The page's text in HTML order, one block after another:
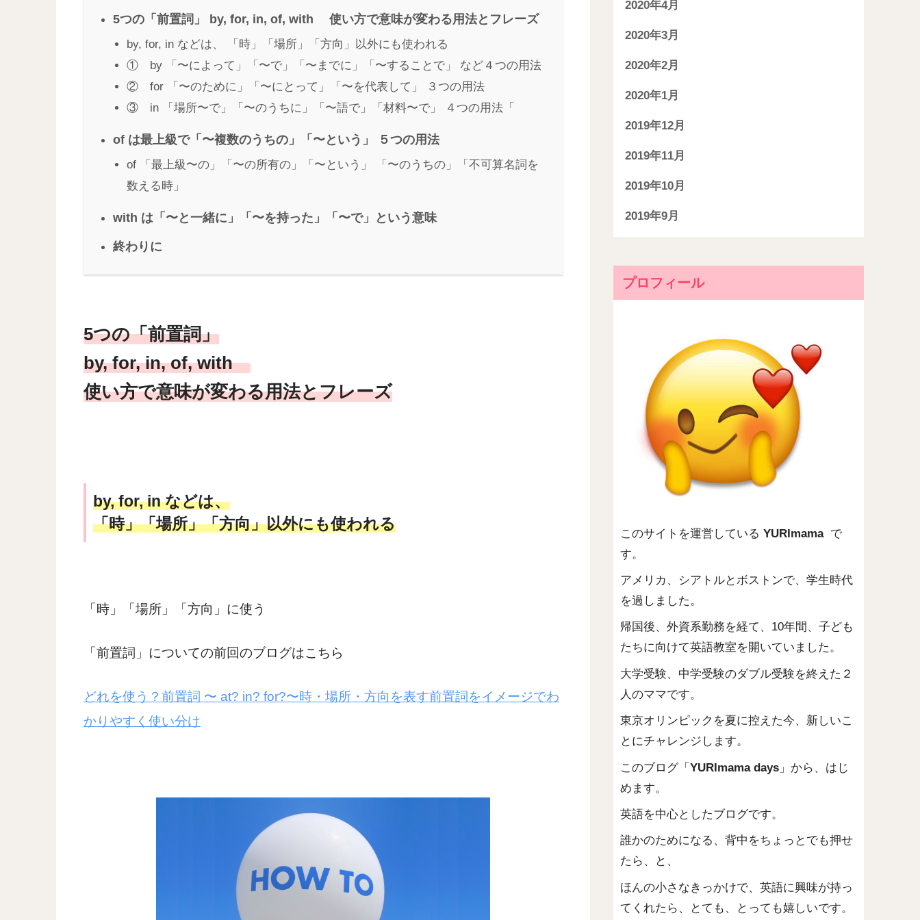
5つの「前置詞」 by, for, in, of, with 使い方で意味が変わる用法とフレーズ
by, for, in などは、 「時」「場所」「方向」以外にも使われる
① by 「〜によって」「〜で」「〜までに」「〜することで」 など４つの用法
② for 「〜のために」「〜にとって」「〜を代表して」 ３つの用法
③ in 「場所〜で」「〜のうちに」「〜語で」「材料〜で」 ４つの用法「
of は最上級で「〜複数のうちの」「〜という」 ５つの用法
of 「最上級〜の」「〜の所有の」「〜という」 「〜のうちの」「不可算名詞を
数える時」
with は「〜と一緒に」「〜を持った」「〜で」という意味
終わりに
5つの「前置詞」
by, for, in, of, with
使い方で意味が変わる用法とフレーズ
by, for, in などは、
「時」「場所」「方向」以外にも使われる
「時」「場所」「方向」に使う
「前置詞」についての前回のブログはこちら
どれを使う？前置詞 〜 at? in? for?〜時・場所・方向を表す前置詞をイメージでわ
かりやすく使い分け
2020年4月
2020年3月
2020年2月
2020年1月
2019年12月
2019年11月
2019年10月
2019年9月
プロフィール
このサイトを運営しているYURImama で
す。
アメリカ、シアトルとボストンで、学生時代
を過しました。
帰国後、外資系勤務を経て、10年間、子ども
たちに向けて英語教室を開いていました。
大学受験、中学受験のダブル受験を終えた２
人のママです。
東京オリンピックを夏に控えた今、新しいこ
とにチャレンジします。
このブログ「YURImama days 」から、はじ
めます。
英語を中心としたブログです。
誰かのためになる、背中をちょっとでも押せ
たら、と、
ほんの小さなきっかけで、英語に興味が持っ
てくれたら、とても、とっても嬉しいです。